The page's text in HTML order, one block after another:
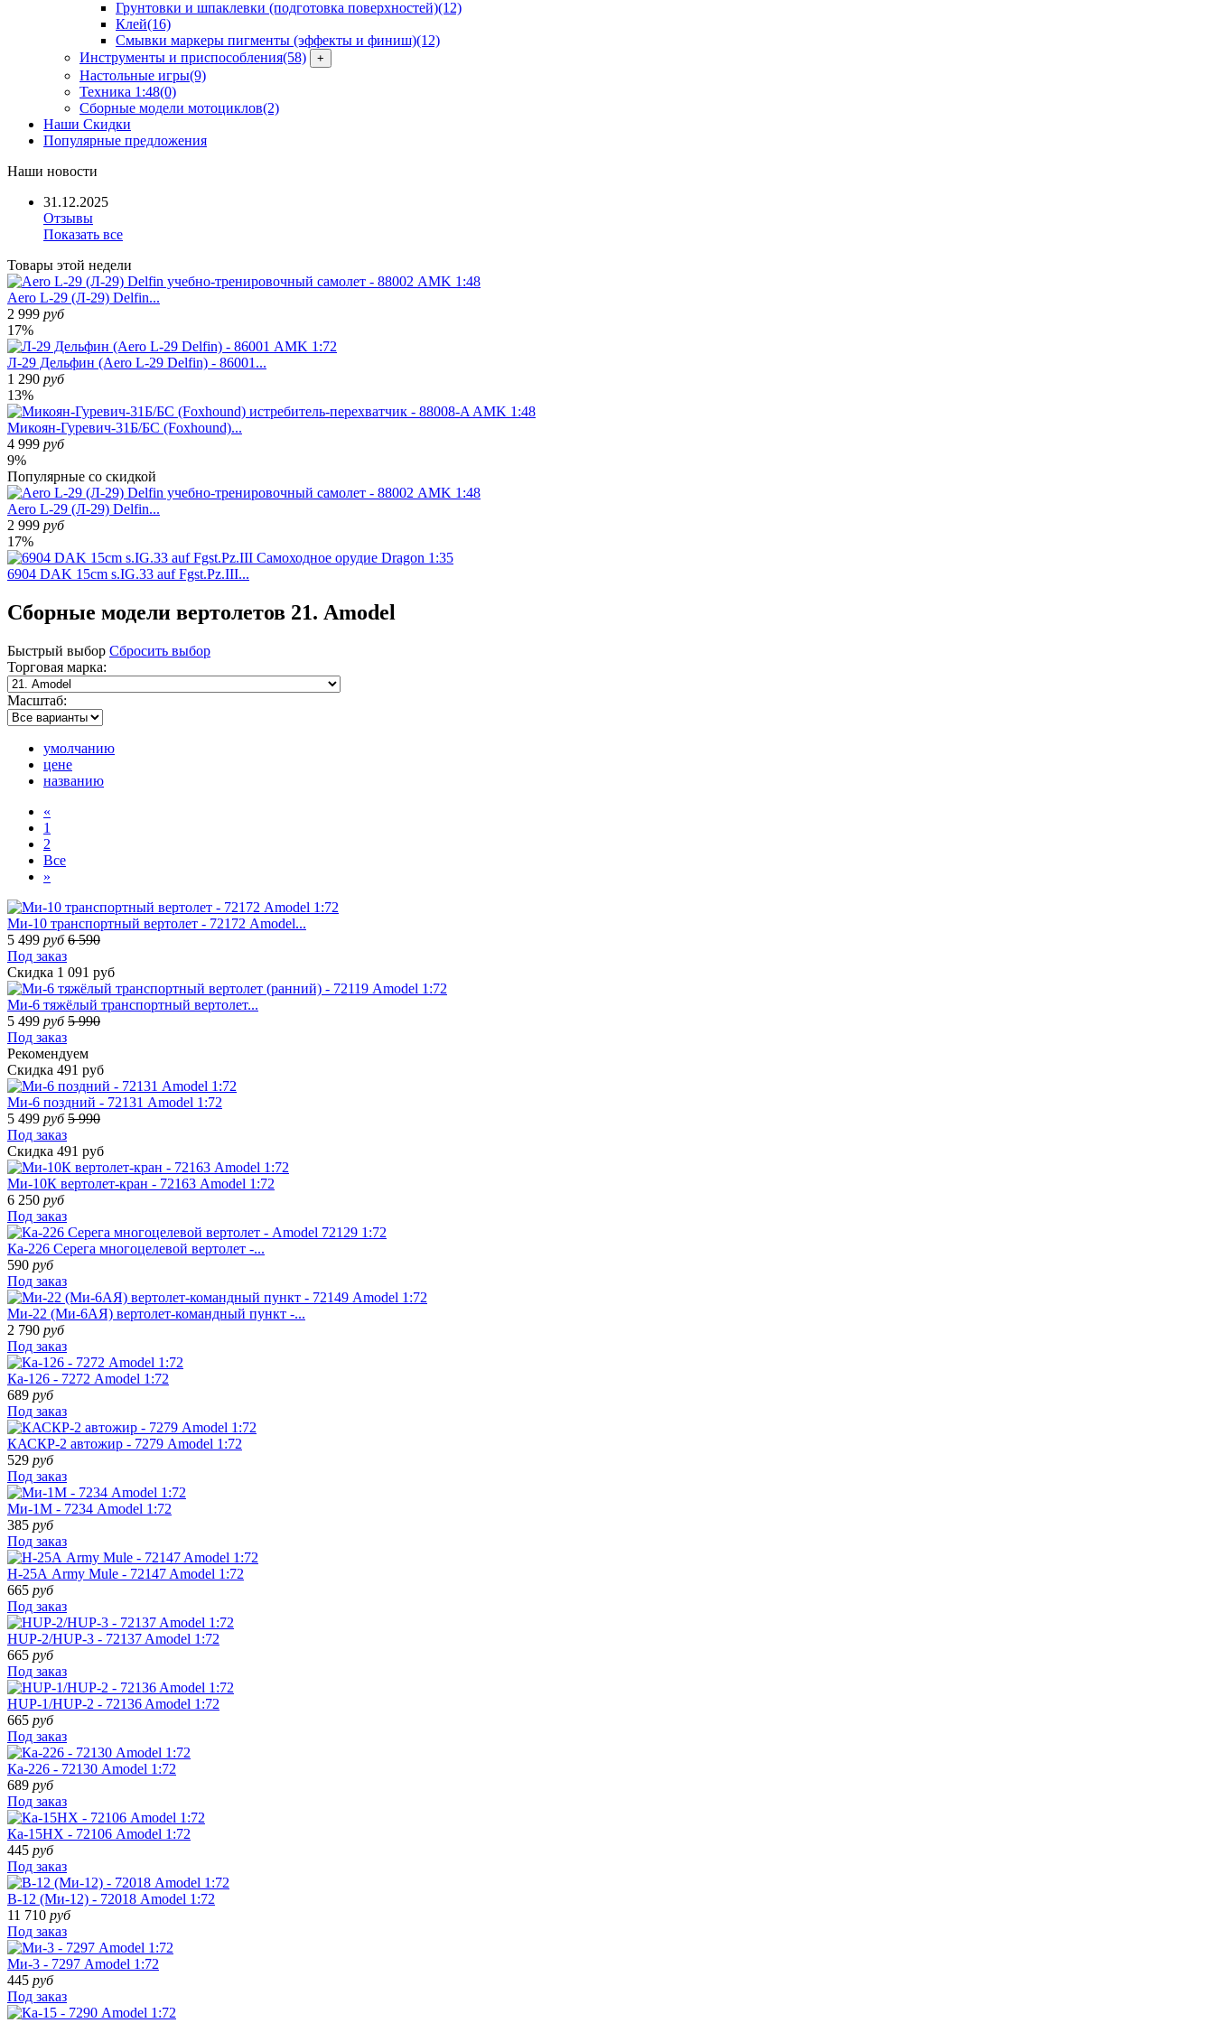
Грунтовки и шпаклевки (подготовка поверхностей)(12)
Клей(16)
Смывки маркеры пигменты (эффекты и финиш)(12)
Инструменты и приспособления(58) +
Настольные игры(9)
Техника 1:48(0)
Сборные модели мотоциклов(2)
Наши Скидки
Популярные предложения
Наши новости
31.12.2025
Отзывы
Показать все
Товары этой недели
Aero L-29 (Л-29) Delfin...
2 999 руб
17%
Л-29 Дельфин (Aero L-29 Delfin) - 86001...
1 290 руб
13%
Микоян-Гуревич-31Б/БС (Foxhound)...
4 999 руб
9%
Популярные со скидкой
Aero L-29 (Л-29) Delfin...
2 999 руб
17%
6904 DAK 15cm s.IG.33 auf Fgst.Pz.III...
Сборные модели вертолетов 21. Amodel
Быстрый выбор Сбросить выбор
Торговая марка:
Масштаб:
умолчанию
цене
названию
«
1
2
Все
»
Ми-10 транспортный вертолет - 72172 Amodel...
5 499 руб 6 590
Под заказ
Скидка 1 091 руб
Ми-6 тяжёлый транспортный вертолет...
5 499 руб 5 990
Под заказ
Рекомендуем
Скидка 491 руб
Ми-6 поздний - 72131 Amodel 1:72
5 499 руб 5 990
Под заказ
Скидка 491 руб
Ми-10К вертолет-кран - 72163 Amodel 1:72
6 250 руб
Под заказ
Ка-226 Серега многоцелевой вертолет -...
590 руб
Под заказ
Ми-22 (Ми-6АЯ) вертолет-командный пункт -...
2 790 руб
Под заказ
Ка-126 - 7272 Amodel 1:72
689 руб
Под заказ
КАСКР-2 автожир - 7279 Amodel 1:72
529 руб
Под заказ
Ми-1М - 7234 Amodel 1:72
385 руб
Под заказ
H-25А Army Mule - 72147 Amodel 1:72
665 руб
Под заказ
HUP-2/HUP-3 - 72137 Amodel 1:72
665 руб
Под заказ
HUP-1/HUP-2 - 72136 Amodel 1:72
665 руб
Под заказ
Ка-226 - 72130 Amodel 1:72
689 руб
Под заказ
Ка-15НХ - 72106 Amodel 1:72
445 руб
Под заказ
В-12 (Ми-12) - 72018 Amodel 1:72
11 710 руб
Под заказ
Ми-3 - 7297 Amodel 1:72
445 руб
Под заказ